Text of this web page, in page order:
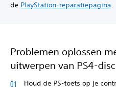
de PlayStation-reparatiepagina.
Problemen oplossen
uitwerpen van PS4-
Houd de PS-toets op je